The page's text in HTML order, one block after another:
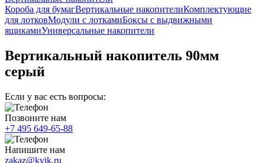
Короба для бумагВертикальные накопителиКомплектующие
для лотковМодули с лоткамиБоксы с выдвижными
ящикамиУниверсальные накопители
Вертикальный накопитель 90мм
серый
Если у вас есть вопросы:
Позвоните нам
+7 495 649-65-88
Напишите нам
zakaz@kvik.ru